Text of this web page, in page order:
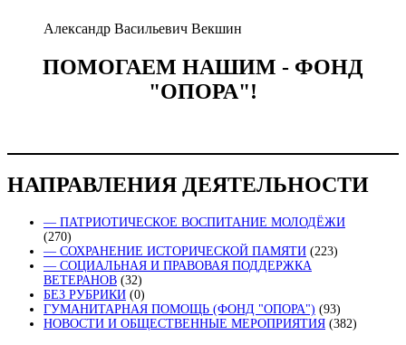
Александр Васильевич Векшин
ПОМОГАЕМ НАШИМ - ФОНД
"ОПОРА"!
НАПРАВЛЕНИЯ ДЕЯТЕЛЬНОСТИ
— ПАТРИОТИЧЕСКОЕ ВОСПИТАНИЕ МОЛОДЁЖИ
(270)
— СОХРАНЕНИЕ ИСТОРИЧЕСКОЙ ПАМЯТИ (223)
— СОЦИАЛЬНАЯ И ПРАВОВАЯ ПОДДЕРЖКА
ВЕТЕРАНОВ (32)
БЕЗ РУБРИКИ (0)
ГУМАНИТАРНАЯ ПОМОЩЬ (ФОНД "ОПОРА") (93)
НОВОСТИ И ОБЩЕСТВЕННЫЕ МЕРОПРИЯТИЯ (382)